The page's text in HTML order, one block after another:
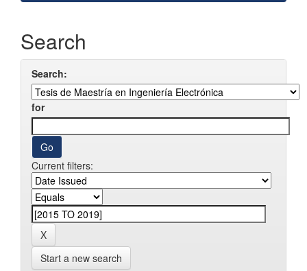
Search
Search:
for
Current filters:
Start a new search